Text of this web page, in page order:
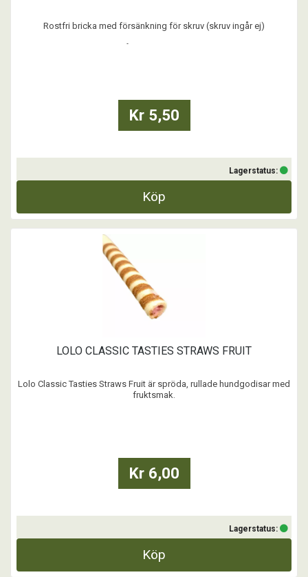
Rostfri bricka med försänkning för skruv (skruv ingår ej)
Kr 5,50
Lagerstatus:
Köp
LOLO CLASSIC TASTIES STRAWS FRUIT
Lolo Classic Tasties Straws Fruit är spröda, rullade hundgodisar med
fruktsmak.
Kr 6,00
Lagerstatus:
Köp